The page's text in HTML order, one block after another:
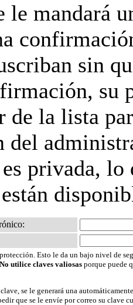
mandará
sin
su
de la lista
del
privada,
Esto le da un bajo nivel de
No utilice claves valiosas porque puede
se le generará una
que se le envíe por correo su clave